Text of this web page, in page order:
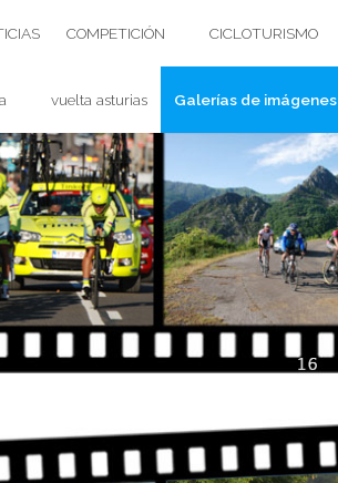
COMPETICIÓN CICLOTURISMO
vuelta asturias Galerías de imágenes